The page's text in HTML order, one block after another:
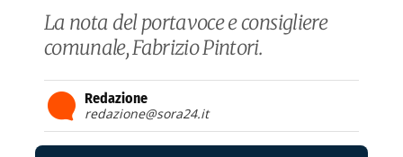
La nota del portavoce e consigliere
comunale, Fabrizio Pintori.
Redazione
redazione@sora24.it